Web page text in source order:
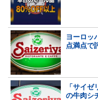
ヨーロッ
点満点で
「サイ
の牛肉シ